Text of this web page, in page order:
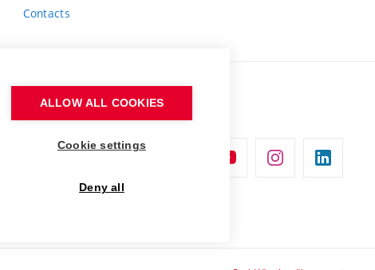
Contacts
ALLOW ALL COOKIES
Cookie settings
Deny all